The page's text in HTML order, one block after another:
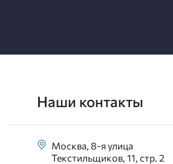
Наши контакты
Москва, 8-я улица
Текстильщиков, 11, стр. 2